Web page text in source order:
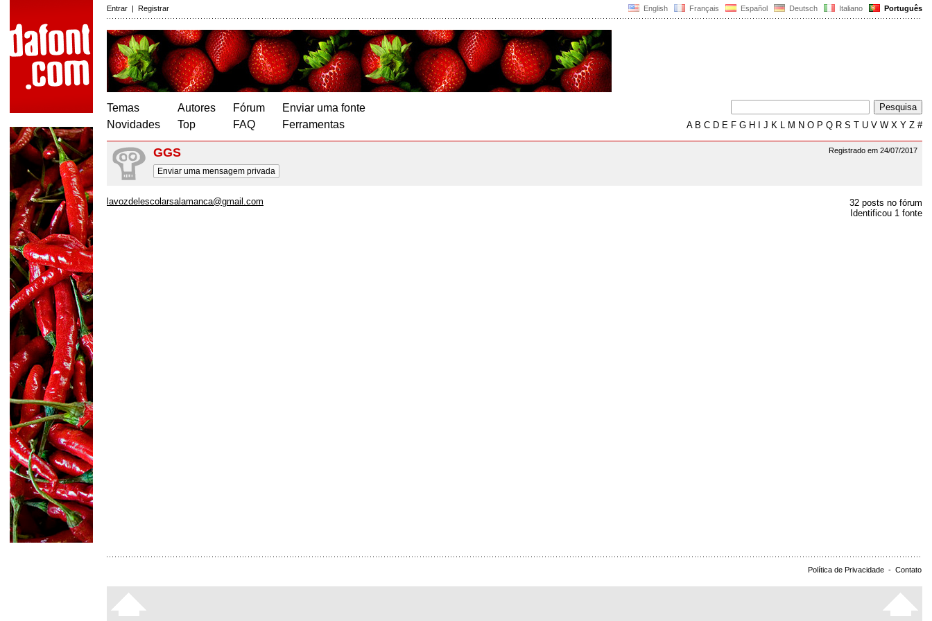
English Français Español Deutsch Italiano Português
Entrar | Registrar
Temas
Novidades
Autores
Top
Fórum
FAQ
Enviar uma fonte
Ferramentas
AB C D E F G H J K L M N O P Q R S T U V W X Y Z #
Registrado em 24/07/2017
GGS
Enviar uma mensagem privada
32 posts no fórum
Identificou 1 fonte
lavozdelescolarsalamanca@gmail.com
Política de Privacidade - Contato